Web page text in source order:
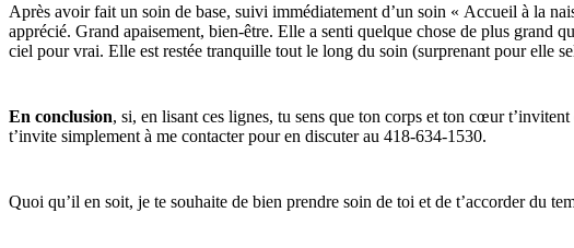
Après avoir fait un soin de base, suivi immédiatement d’un soin « Accueil à la
apprécié. Grand apaisement, bien-être. Elle a senti quelque chose de plus
ciel pour vrai. Elle est restée tranquille tout le long du soin (surprenant pour elle
En conclusion, si, en lisant ces lignes, tu sens que ton corps et ton cœur
t’invite simplement à me contacter pour en discuter au 418-634-1530.
Quoi qu’il en soit, je te souhaite de bien prendre soin de toi et de t’accorder du